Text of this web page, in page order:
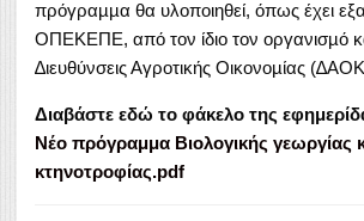
πρόγραµµα θα υλοποιηθεί, όπως έχει
ΟΠΕΚΕΠΕ, από τον ίδιο τον οργανισµό
∆ιευθύνσεις Αγροτικής Οικονοµίας
Διαβάστε εδώ το φάκελο της
Νέο πρόγραμμα Βιολογικής γεωργίας
κτηνοτροφίας.pdf